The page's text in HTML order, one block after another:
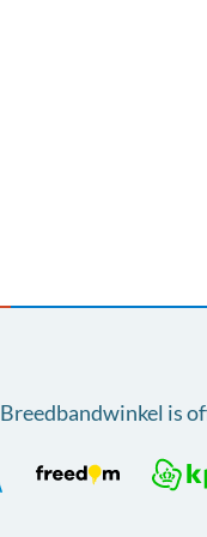
Breedbandwinkel is